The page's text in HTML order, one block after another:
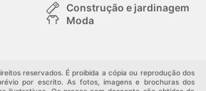
Construção e jardinagem
Moda
reservados. É proibida a cópia ou reprodução dos
por escrito. As fotos, imagens e brochuras dos